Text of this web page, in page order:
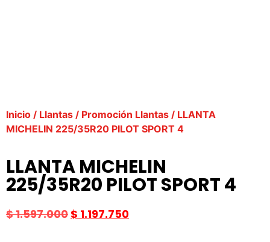
Inicio / Llantas / Promoción Llantas / LLANTA
MICHELIN 225/35R20 PILOT SPORT 4
LLANTA MICHELIN
225/35R20 PILOT SPORT 4
$1.597.000 $ 1.197.750